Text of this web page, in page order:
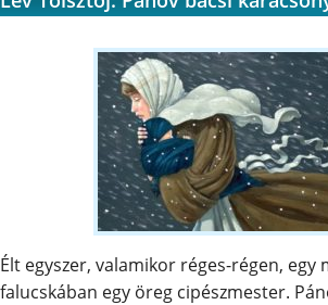
Élt egyszer, valamikor réges-régen, egy
falucskában egy öreg cipészmester.